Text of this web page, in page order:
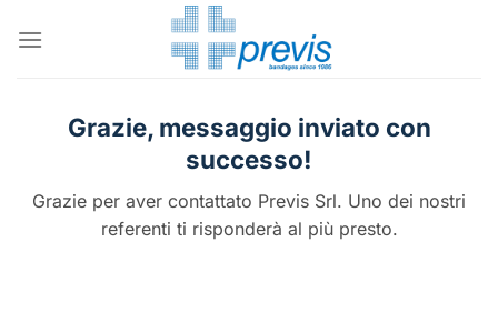
Grazie, messaggio inviato con
successo!
Grazie per aver contattato Previs Srl. Uno dei nostri
referenti ti risponderà al più presto.